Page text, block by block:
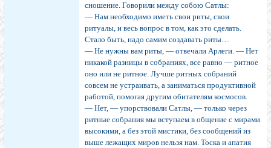
сношение. Говорили между собою Сатлы:
— Нам необходимо иметь свои риты, свои
ритуалы, и весь вопрос в том, как это сделать.
Стало быть, надо самим создавать риты…
— Не нужны вам риты, — отвечали Арлеги. — Нет
никакой разницы в собраниях, все равно — ритное
оно или не ритное. Лучше ритных собраний
совсем не устраивать, а заниматься продуктивной
работой, помогая другим обитателям космосов.
— Нет, — упорствовали Сатлы, — только через
ритные собрания мы вступаем в общение с мирами
высокими, а без этой мистики, без сообщений из
выше лежащих миров нельзя нам. Тоска и апатия